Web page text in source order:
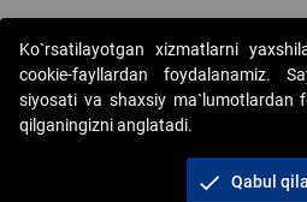
Copyright © 2017-2026. "Elektron
tashkil etish" AJ. Barcha huquqlar
Ko`rsatilayotgan xizmatlarni
cookie-fayllardan foydalanamiz.
siyosati va shaxsiy ma`lumotlardan
qilganingizni anglatadi.
check Qabul